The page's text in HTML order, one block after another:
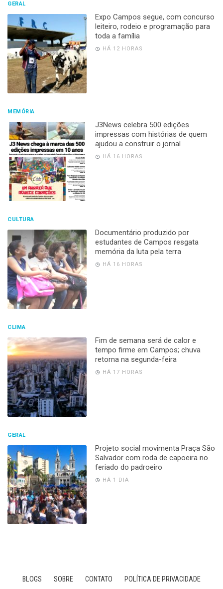
GERAL
Expo Campos segue, com concurso
leiteiro, rodeio e programação para
toda a família
HÁ 12 HORAS
MEMÓRIA
J3News celebra 500 edições
impressas com histórias de quem
ajudou a construir o jornal
HÁ 16 HORAS
CULTURA
Documentário produzido por
estudantes de Campos resgata
memória da luta pela terra
HÁ 16 HORAS
CLIMA
Fim de semana será de calor e
tempo firme em Campos; chuva
retorna na segunda-feira
HÁ 17 HORAS
GERAL
Projeto social movimenta Praça São
Salvador com roda de capoeira no
feriado do padroeiro
HÁ 1 DIA
BLOGS SOBRE CONTATO POLÍTICA DE PRIVACIDADE